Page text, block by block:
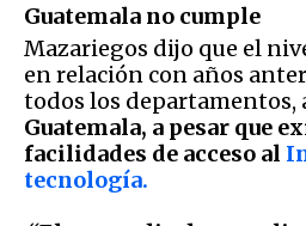
Guatemala no cumple
Mazariegos dijo que el
en relación con años
todos los departamentos,
Guatemala, a pesar que
facilidades de acceso al
tecnología.